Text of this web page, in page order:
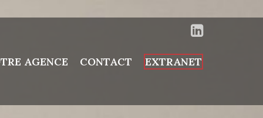
AGENCE CONTACT EXTRANET